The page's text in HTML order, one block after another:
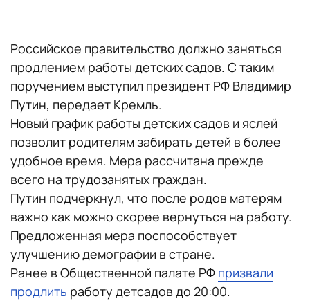
Российское правительство должно заняться
продлением работы детских садов. С таким
поручением выступил президент РФ Владимир
Путин, передает Кремль.
Новый график работы детских садов и яслей
позволит родителям забирать детей в более
удобное время. Мера рассчитана прежде
всего на трудозанятых граждан.
Путин подчеркнул, что после родов матерям
важно как можно скорее вернуться на работу.
Предложенная мера поспособствует
улучшению демографии в стране.
Ранее в Общественной палате РФ призвали
продлить работу детсадов до 20:00.